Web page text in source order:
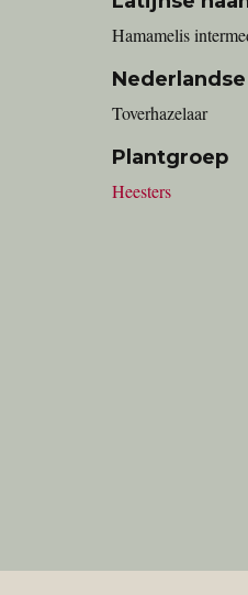
Hamamelis
Toverhazelaar
Plantgroep
Heesters